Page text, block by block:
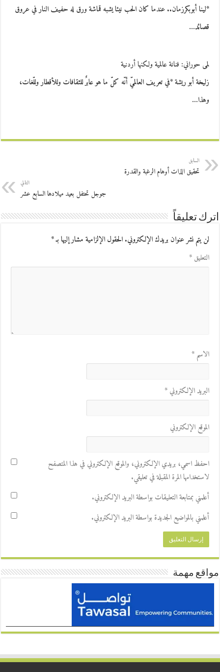
*لينا أبوبكرزمان.. عندما كان الحب نيئا يشبه قماشة ورق له حفيف النار في عروق
قصائد…
لمى حوراني: فنانة عالمية ولكنها أردنية
زليخة أبو ريشة *في تعريف العالميّ أنّه كلّ ما هو عابرٌ للثقافات وللأقطار وللّغات،
وهذا…
السابق
تحقيق الذات أوهام الرغبة والقدرة
التالي
جوجل تحتفل بعيد ميلادها السابع عشر
اترك تعليقاً
لن يتم نشر عنوان بريدك الإلكتروني.الحقول الإلزامية مشار إليها بـ*
التعليق*
الاسم*
البريد الإلكتروني*
الموقع الإلكتروني
احفظ اسمي، بريدي الإلكتروني، والموقع الإلكتروني في هذا المتصفح
لاستخدامها المرة المقبلة في تعليقي.
أعلمني بمتابعة التعليقات بواسطة البريد الإلكتروني.
أعلمني بالمواضيع الجديدة بواسطة البريد الإلكتروني.
مواقع مهمة